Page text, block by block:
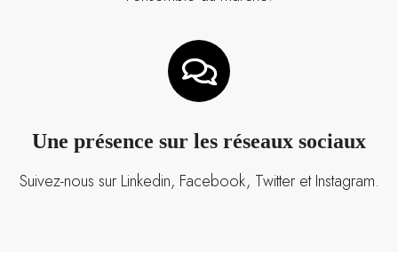
Une présence sur les réseaux sociaux
Suivez-nous sur Linkedin, Facebook, Twitter et Instagram.